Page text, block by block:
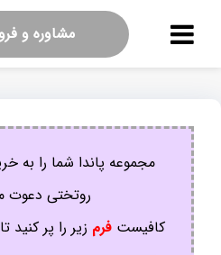
مشاوره و
مجموعه پاندا شما را به
روتختی دعوت
کافیستفرم زیر را پر کنید